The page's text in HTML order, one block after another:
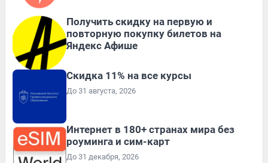
Получить скидку на первую и
повторную покупку билетов на
Яндекс Афише
Скидка 11% на все курсы
До 31 августа, 2026
Интернет в 180+ странах мира без
роуминга и сим-карт
До 31 декабря, 2026